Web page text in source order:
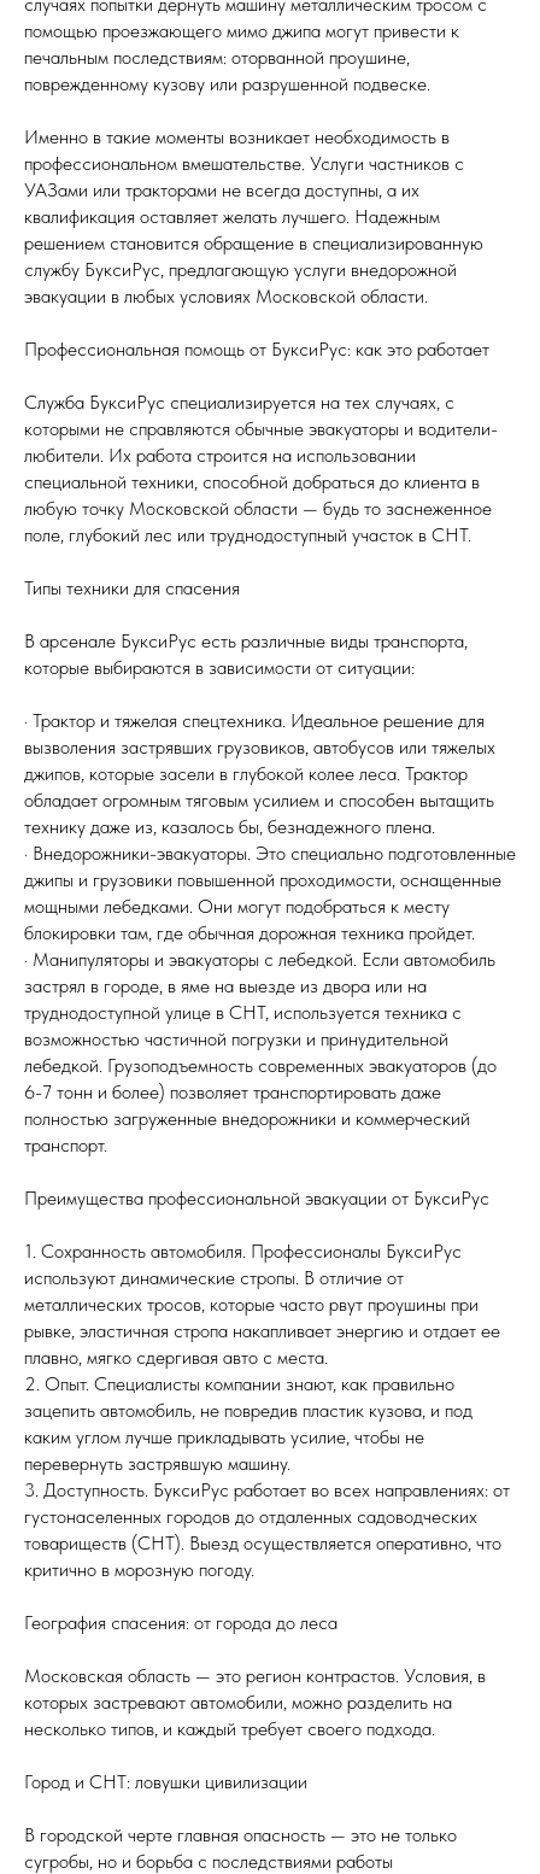
помощью проезжающего мимо джипа могут привести к
печальным последствиям: оторванной проушине,
поврежденному кузову или разрушенной подвеске.
Именно в такие моменты возникает необходимость в
профессиональном вмешательстве. Услуги частников с
УАЗами или тракторами не всегда доступны, а их
квалификация оставляет желать лучшего. Надежным
решением становится обращение в специализированную
службу БуксиРус, предлагающую услуги внедорожной
эвакуации в любых условиях Московской области.
Профессиональная помощь от БуксиРус: как это работает
Служба БуксиРус специализируется на тех случаях, с
которыми не справляются обычные эвакуаторы и водители-
любители. Их работа строится на использовании
специальной техники, способной добраться до клиента в
любую точку Московской области — будь то заснеженное
поле, глубокий лес или труднодоступный участок в СНТ.
Типы техники для спасения
В арсенале БуксиРус есть различные виды транспорта,
которые выбираются в зависимости от ситуации:
· Трактор и тяжелая спецтехника. Идеальное решение для
вызволения застрявших грузовиков, автобусов или тяжелых
джипов, которые засели в глубокой колее леса. Трактор
обладает огромным тяговым усилием и способен вытащить
технику даже из, казалось бы, безнадежного плена.
· Внедорожники-эвакуаторы. Это специально подготовленные
джипы и грузовики повышенной проходимости, оснащенные
мощными лебедками. Они могут подобраться к месту
блокировки там, где обычная дорожная техника пройдет.
· Манипуляторы и эвакуаторы с лебедкой. Если автомобиль
застрял в городе, в яме на выезде из двора или на
труднодоступной улице в СНТ, используется техника с
возможностью частичной погрузки и принудительной
лебедкой. Грузоподъемность современных эвакуаторов (до
6-7 тонн и более) позволяет транспортировать даже
полностью загруженные внедорожники и коммерческий
транспорт.
Преимущества профессиональной эвакуации от БуксиРус
1. Сохранность автомобиля. Профессионалы БуксиРус
используют динамические стропы. В отличие от
металлических тросов, которые часто рвут проушины при
рывке, эластичная стропа накапливает энергию и отдает ее
плавно, мягко сдергивая авто с места.
2. Опыт. Специалисты компании знают, как правильно
зацепить автомобиль, не повредив пластик кузова, и под
каким углом лучше прикладывать усилие, чтобы не
перевернуть застрявшую машину.
3. Доступность. БуксиРус работает во всех направлениях: от
густонаселенных городов до отдаленных садоводческих
товариществ (СНТ). Выезд осуществляется оперативно, что
критично в морозную погоду.
География спасения: от города до леса
Московская область — это регион контрастов. Условия, в
которых застревают автомобили, можно разделить на
несколько типов, и каждый требует своего подхода.
Город и СНТ: ловушки цивилизации
В городской черте главная опасность — это не только
сугробы, но и борьба с последствиями работы